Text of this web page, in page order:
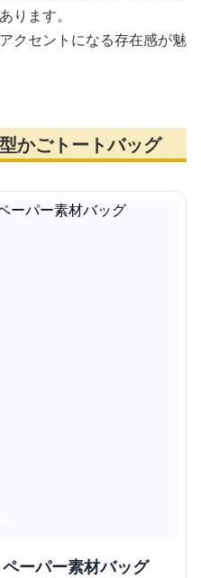
ります。
クセントになる存在感が魅
かごトートバッグ
ーパー素材バッグ